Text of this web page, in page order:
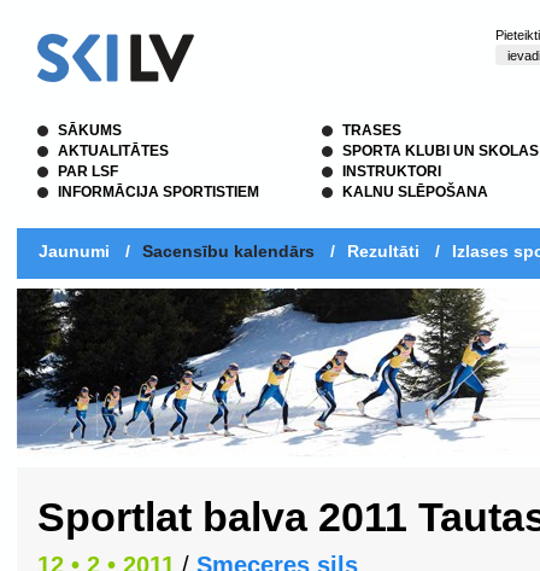
SĀKUMS
AKTUALITĀTES
PAR LSF
INFORMĀCIJA SPORTISTIEM
TRASES
SPORTA KLUBI UN SKOLAS
INSTRUKTORI
KALNU SLĒPOŠANA
Jaunumi / Sacensību kalendārs / Rezultāti / Izlases
Sportlat balva 2011
12 • 2 • 2011 / Smeceres sils